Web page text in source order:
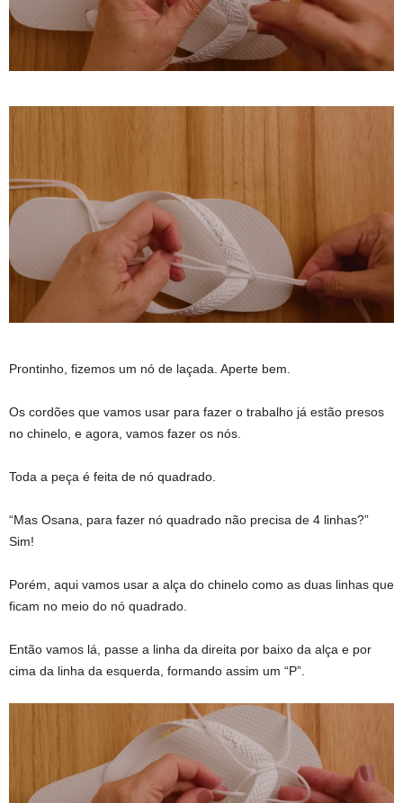
Prontinho, fizemos um nó de laçada. Aperte bem.
Os cordões que vamos usar para fazer o trabalho já estão presos
no chinelo, e agora, vamos fazer os nós.
Toda a peça é feita de nó quadrado.
“Mas Osana, para fazer nó quadrado não precisa de 4 linhas?”
Sim!
Porém, aqui vamos usar a alça do chinelo como as duas linhas que
ficam no meio do nó quadrado.
Então vamos lá, passe a linha da direita por baixo da alça e por
cima da linha da esquerda, formando assim um “P”.